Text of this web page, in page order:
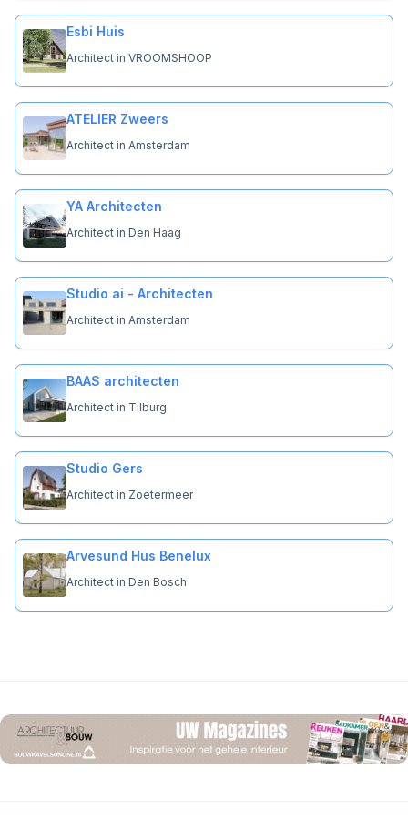
Esbi Huis
Architect in VROOMSHOOP
ATELIER Zweers
Architect in Amsterdam
YA Architecten
Architect in Den Haag
Studio ai - Architecten
Architect in Amsterdam
BAAS architecten
Architect in Tilburg
Studio Gers
Architect in Zoetermeer
Arvesund Hus Benelux
Architect in Den Bosch